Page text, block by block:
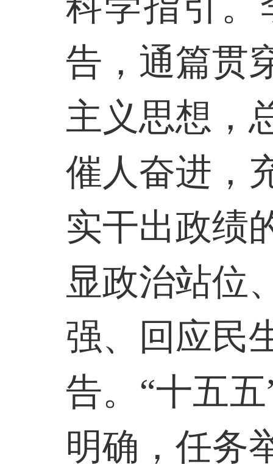
告，通篇贯
主义思想，
催人奋进，
实干出政绩
显政治站位
强、回应民
告。“十五
明确，任务